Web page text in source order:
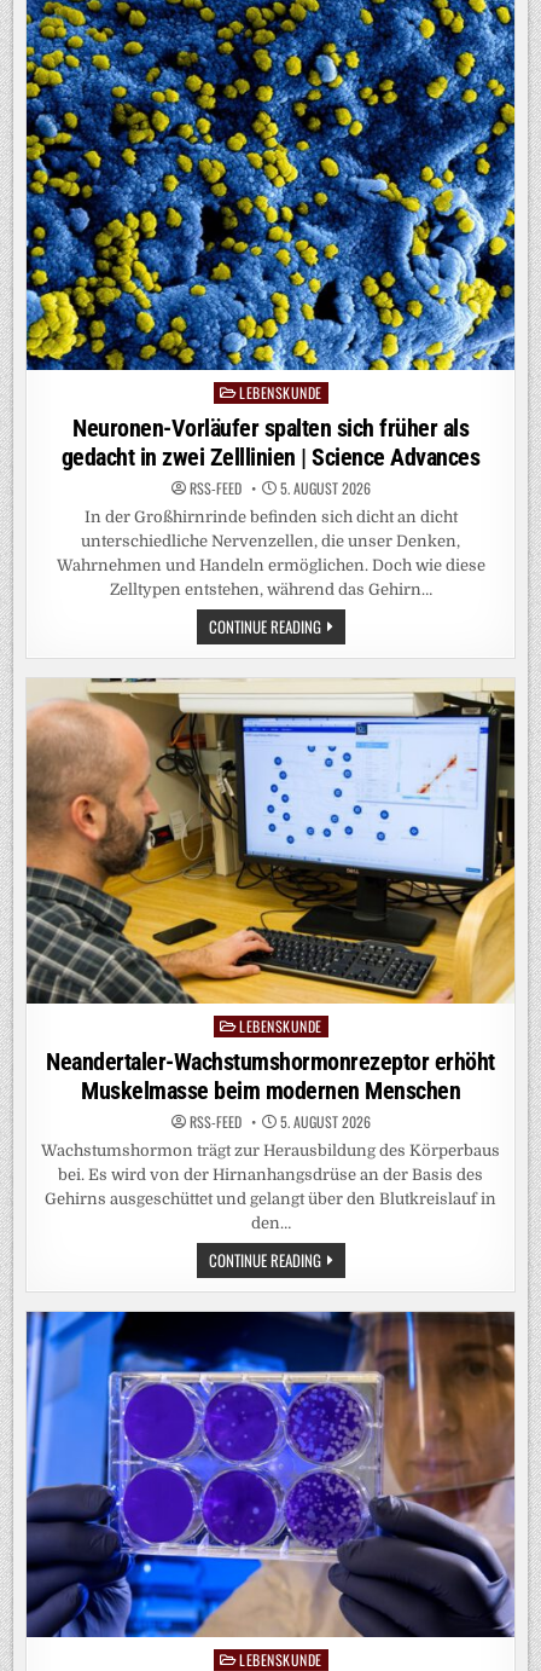
Posted
in
LEBENSKUNDE
Neuronen-Vorläufer spalten sich früher als
gedacht in zwei Zelllinien | Science Advances
RSS-FEED 5. AUGUST 2026
In der Großhirnrinde befinden sich dicht an dicht
unterschiedliche Nervenzellen, die unser Denken,
Wahrnehmen und Handeln ermöglichen. Doch wie diese
Zelltypen entstehen, während das Gehirn…
CONTINUE READINGNEURONEN-
VORLÄUFER
SPALTEN
FRÜHER
ALS
GEDACHT
IN
ZWEI
ZELLLINIEN
SCIENCE
ADVANCES
Posted
in
LEBENSKUNDE
Neandertaler-Wachstumshormonrezeptor erhöht
Muskelmasse beim modernen Menschen
RSS-FEED 5. AUGUST 2026
Wachstumshormon trägt zur Herausbildung des Körperbaus
bei. Es wird von der Hirnanhangsdrüse an der Basis des
Gehirns ausgeschüttet und gelangt über den Blutkreislauf in
den…
CONTINUE READINGNEANDERTALER-
WACHSTUMSHORMONREZEPTOR
ERHÖHT
BEIM
MODERNEN
MENSCHEN
PostedLEBENSKUNDE